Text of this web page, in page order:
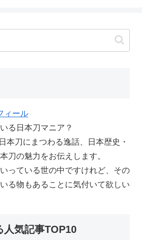
る日本刀マニア？
本刀にまつわる逸話、日本歴史・
刀の魅力をお伝えします。
っている世の中ですけれど、その
る物もあることに気付いて欲しい
人気記事TOP10